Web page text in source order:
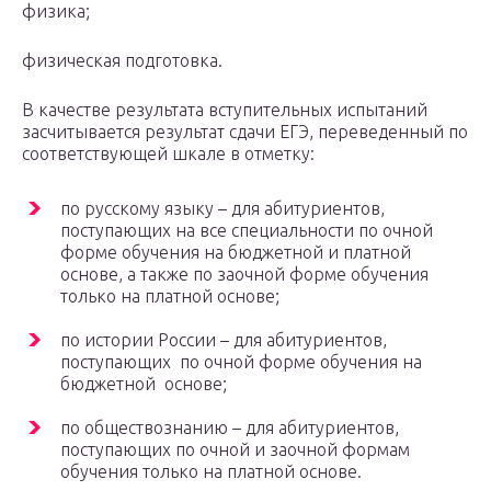
физика;
физическая подготовка.
В качестве результата вступительных испытаний
засчитывается результат сдачи ЕГЭ, переведенный по
соответствующей шкале в отметку:
по русскому языку – для абитуриентов,
поступающих на все специальности по очной
форме обучения на бюджетной и платной
основе, а также по заочной форме обучения
только на платной основе;
по истории России – для абитуриентов,
поступающих по очной форме обучения на
бюджетной основе;
по обществознанию – для абитуриентов,
поступающих по очной и заочной формам
обучения только на платной основе.